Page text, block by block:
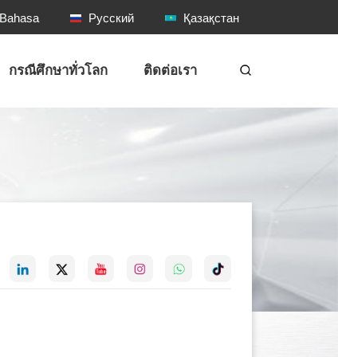
Bahasa Русский Қазақстан
กรณีศึกษาทั่วโลก ติดต่อเรา